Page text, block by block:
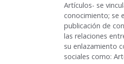
Artículos- se
conocimiento; se
publicación de
las relaciones
su enlazamiento
sociales como: